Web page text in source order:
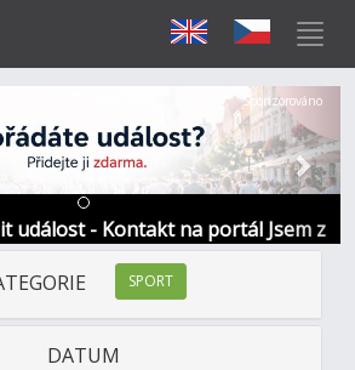
událost - Kontakt na portál Jsem z
Další
Sponzorováno
SPORT
DATUM